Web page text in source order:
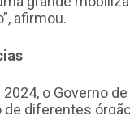
afirmou.
o Governo
de diferentes